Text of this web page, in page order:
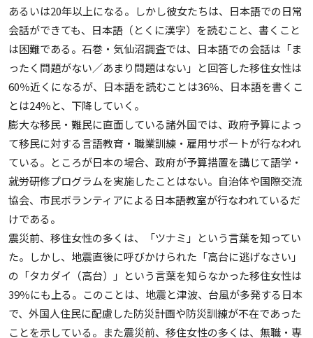
あるいは20年以上になる。しかし彼女たちは、日本語での日常
会話ができても、日本語（とくに漢字）を読むこと、書くこと
は困難である。石巻・気仙沼調査では、日本語での会話は「ま
ったく問題がない／あまり問題はない」と回答した移住女性は
60％近くになるが、日本語を読むことは36％、日本語を書くこ
とは24％と、下降していく。
膨大な移民・難民に直面している諸外国では、政府予算によっ
て移民に対する言語教育・職業訓練・雇用サポートが行なわれ
ている。ところが日本の場合、政府が予算措置を講じて語学・
就労研修プログラムを実施したことはない。自治体や国際交流
協会、市民ボランティアによる日本語教室が行なわれているだ
けである。
震災前、移住女性の多くは、「ツナミ」という言葉を知ってい
た。しかし、地震直後に呼びかけられた「高台に逃げなさい」
の「タカダイ（高台）」という言葉を知らなかった移住女性は
39％にも上る。このことは、地震と津波、台風が多発する日本
で、外国人住民に配慮した防災計画や防災訓練が不在であった
ことを示している。また震災前、移住女性の多くは、無職・専